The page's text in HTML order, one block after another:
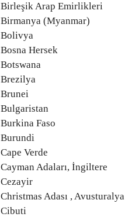
Birleşik Arap Emirlikleri
Birmanya (Myanmar)
Bolivya
Bosna Hersek
Botswana
Brezilya
Brunei
Bulgaristan
Burkina Faso
Burundi
Cape Verde
Cayman Adaları, İngiltere
Cezayir
Christmas Adası , Avusturalya
Cibuti